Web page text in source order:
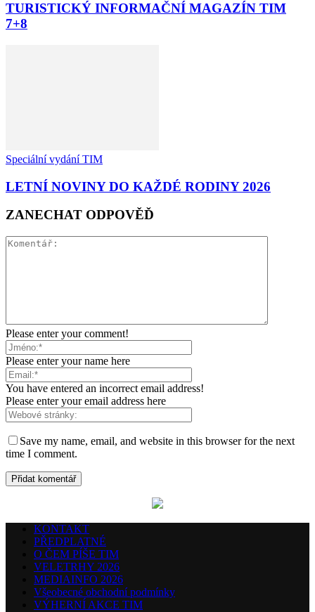
TURISTICKÝ INFORMAČNÍ MAGAZÍN TIM
7+8
Speciální vydání TIM
LETNÍ NOVINY DO KAŽDÉ RODINY 2026
ZANECHAT ODPOVĚĎ
Please enter your comment!
Please enter your name here
You have entered an incorrect email address!
Please enter your email address here
Save my name, email, and website in this browser for the next
time I comment.
KONTAKT
PŘEDPLATNÉ
O ČEM PÍŠE TIM
VELETRHY 2026
MEDIAINFO 2026
Všeobecné obchodní podmínky
VÝHERNÍ AKCE TIM